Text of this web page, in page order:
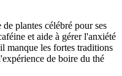
de plantes célébré pour ses
et aide à gérer l'anxiété
manque les fortes traditions
de boire du thé